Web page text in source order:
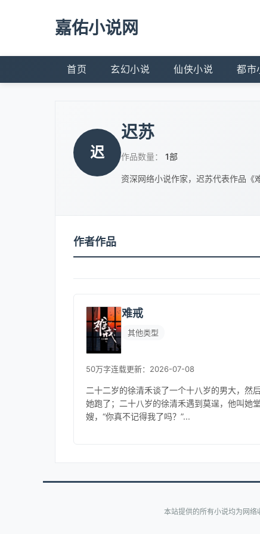
嘉佑小说网
首页 玄幻小说 仙侠小说 都市
迟
迟苏
作品数量： 1部
资深网络小说作家，迟苏代表作品《
作者作品
难戒
其他类型
50万字连载更新：2026-07-08
二十二岁的徐清禾谈了一个十八岁的男大，然
她跑了；二十八岁的徐清禾遇到莫逞，他叫她堂
嫂，“你真不记得我了吗？”...
本站提供的所有小说均为网